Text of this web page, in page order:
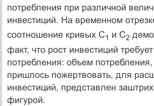
потребления при различной
инвестиций. На вре­менном
соотношение кривых C1 и С2
факт, что рост инвестиций
потребления: объем
пришлось пожертвовать, для
инвестиций, представлен
фигурой.